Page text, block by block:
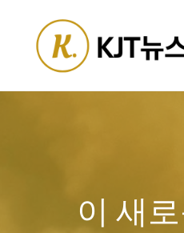
content
이 새